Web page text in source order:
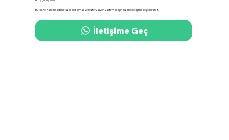
Bu tekne hakkında daha fazla bilgi almak ve rezervasyon yaptırmak için bizimle iletişime geçebilirsiniz.
İletişime Geç